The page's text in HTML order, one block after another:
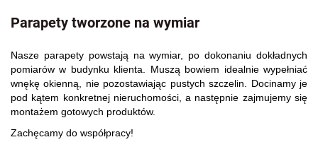
Parapety tworzone na wymiar
Nasze parapety powstają na wymiar, po dokonaniu dokładnych
pomiarów w budynku klienta. Muszą bowiem idealnie wypełniać
wnękę okienną, nie pozostawiając pustych szczelin. Docinamy je
pod kątem konkretnej nieruchomości, a następnie zajmujemy się
montażem gotowych produktów.
Zachęcamy do współpracy!